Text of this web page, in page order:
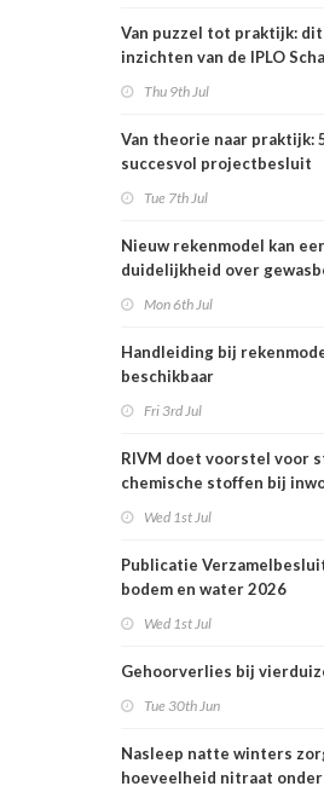
Van puzzel tot praktijk:
inzichten van de IPLO
Thu 9th Jul
Van theorie naar praktijk:
succesvol projectbesluit
Tue 7th Jul
Nieuw rekenmodel kan
duidelijkheid over
Mon 6th Jul
Handleiding bij
beschikbaar
Fri 3rd Jul
RIVM doet voorstel voor
chemische stoffen bij
Wed 1st Jul
Publicatie
bodem en water 2026
Wed 1st Jul
Gehoorverlies bij
Tue 30th Jun
Nasleep natte winters
hoeveelheid nitraat